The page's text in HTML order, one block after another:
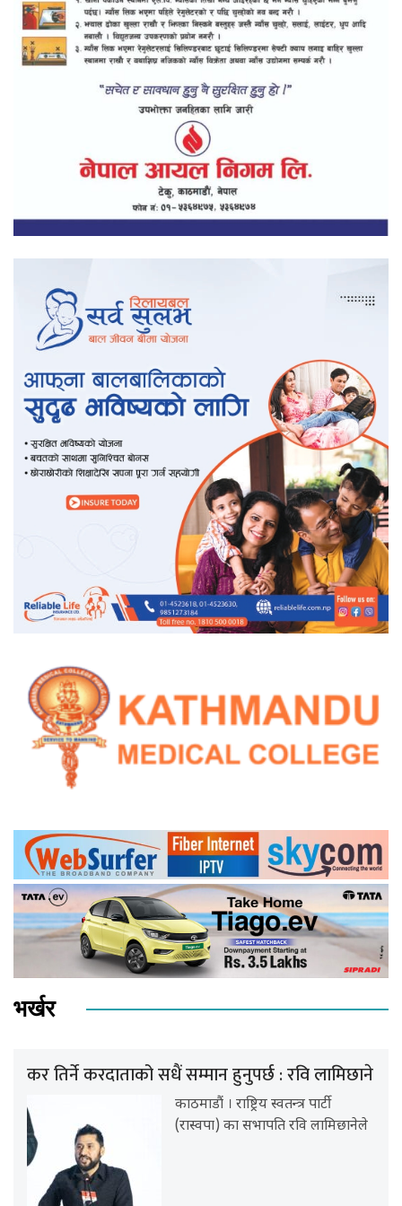
भर्खर
कर तिर्ने करदाताको सधैं सम्मान हुनुपर्छ : रवि लामिछाने
काठमाडौं । राष्ट्रिय स्वतन्त्र पार्टी
(रास्वपा) का सभापति रवि लामिछानेले